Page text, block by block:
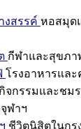
สรรค์ หอสมุด
กีฬาและสุขภ
โรงอาหารและ
กิจกรรมและชม
ฬาฯ
ชีวิตนิสิตในกรุ